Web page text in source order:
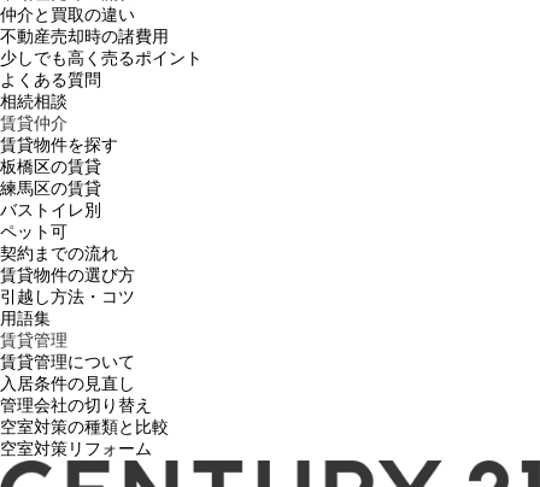
仲介と買取の違い
不動産売却時の諸費用
少しでも高く売るポイント
よくある質問
相続相談
賃貸仲介
賃貸物件を探す
板橋区の賃貸
練馬区の賃貸
バストイレ別
ペット可
契約までの流れ
賃貸物件の選び方
引越し方法・コツ
用語集
賃貸管理
賃貸管理について
入居条件の見直し
管理会社の切り替え
空室対策の種類と比較
空室対策リフォーム